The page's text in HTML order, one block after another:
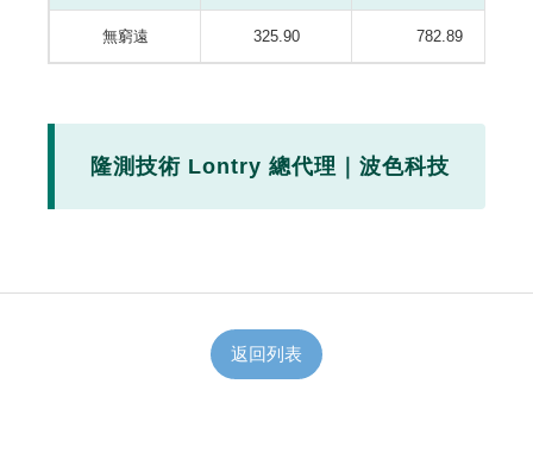
無窮遠 325.90 782.89
隆測技術 Lontry 總代理｜波色科技
返回列表